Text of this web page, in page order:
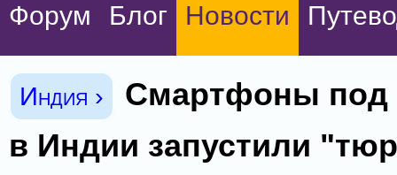
Форум Блог Новости
Индия ›
Смартфоны под
в Индии запустили